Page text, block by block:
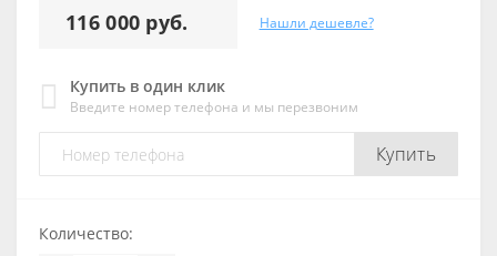
116 000 руб. Нашли дешевле?
Купить в один клик
Введите номер телефона и мы перезвоним
Купить
Количество: